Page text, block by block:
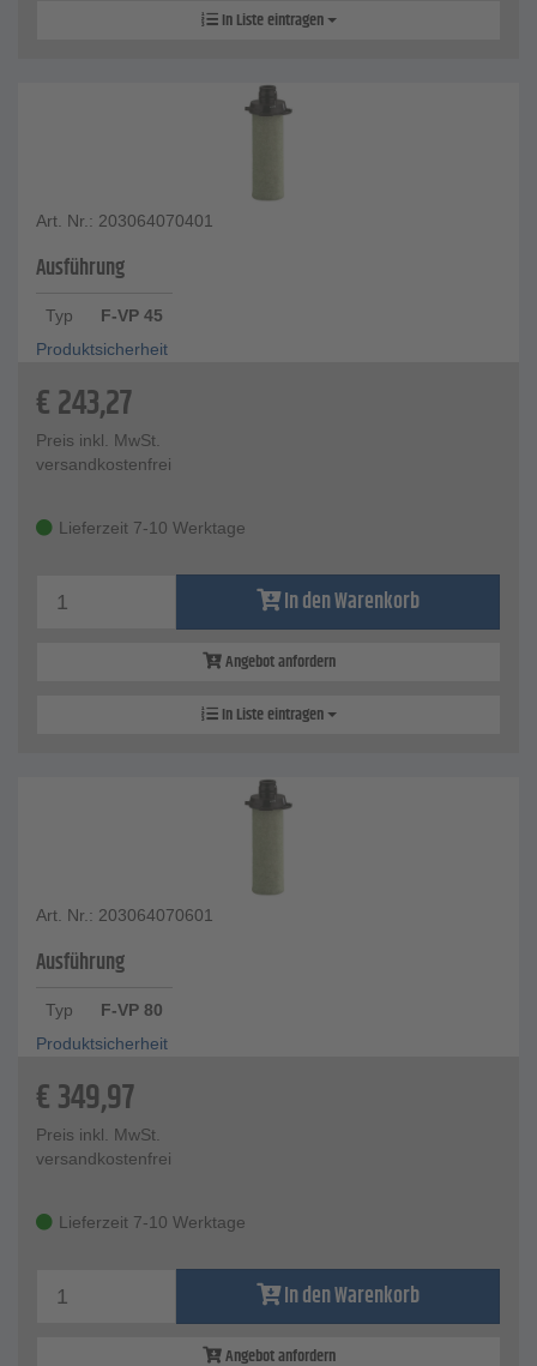
In Liste eintragen
Art. Nr.: 203064070401
Ausführung
Typ
F-VP 45
Produktsicherheit
€243,27
Preis inkl. MwSt.
versandkostenfrei
Lieferzeit 7-10 Werktage
In den Warenkorb
Angebot anfordern
In Liste eintragen
Art. Nr.: 203064070601
Ausführung
Typ
F-VP 80
Produktsicherheit
€349,97
Preis inkl. MwSt.
versandkostenfrei
Lieferzeit 7-10 Werktage
In den Warenkorb
Angebot anfordern